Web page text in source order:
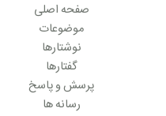
صفحه اصلی
موضوعات
نوشتارها
گفتارها
پرسش و پاسخ
رسانه ها